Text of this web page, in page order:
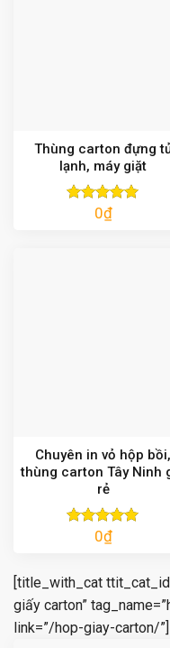
Thùng carton đựng
lạnh, máy giặt
Được xếp
0₫
Chuyên in vỏ hộp bồi,
thùng carton Tây Ninh
rẻ
Được xếp
0₫
[title_with_cat
giấy carton”
link=”/hop-giay-carton/”]